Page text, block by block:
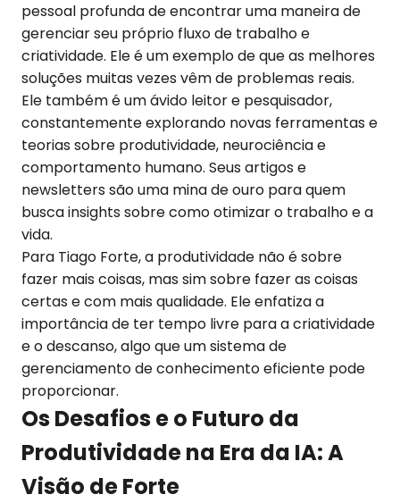
pessoal profunda de encontrar uma maneira de
gerenciar seu próprio fluxo de trabalho e
criatividade. Ele é um exemplo de que as melhores
soluções muitas vezes vêm de problemas reais.
Ele também é um ávido leitor e pesquisador,
constantemente explorando novas ferramentas e
teorias sobre produtividade, neurociência e
comportamento humano. Seus artigos e
newsletters são uma mina de ouro para quem
busca insights sobre como otimizar o trabalho e a
vida.
Para Tiago Forte, a produtividade não é sobre
fazer mais coisas, mas sim sobre fazer as coisas
certas e com mais qualidade. Ele enfatiza a
importância de ter tempo livre para a criatividade
e o descanso, algo que um sistema de
gerenciamento de conhecimento eficiente pode
proporcionar.
Os Desafios e o Futuro da
Produtividade na Era da IA: A
Visão de Forte